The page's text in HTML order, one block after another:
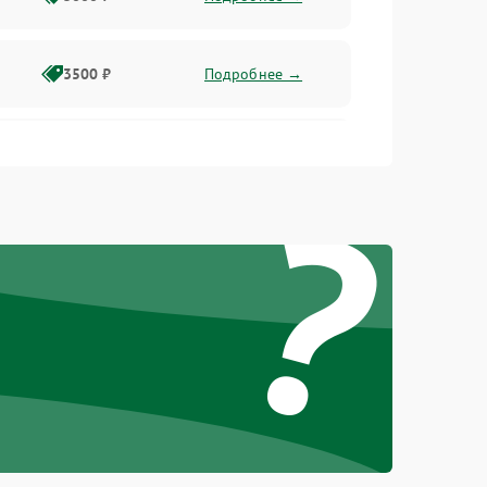
3500 ₽ Подробнее →
2000 ₽ Подробнее →
Подробнее →
Подробнее →
?